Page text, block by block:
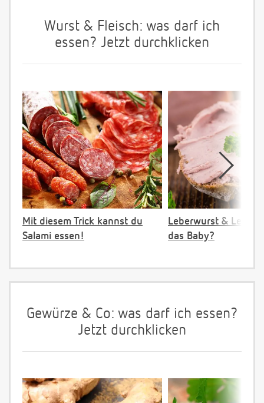
Wurst & Fleisch: was darf ich
essen? Jetzt durchklicken
Mit diesem Trick kannst du
Salami essen!
Leberwurst & Leber:
das Baby?
Gewürze & Co: was darf ich essen?
Jetzt durchklicken